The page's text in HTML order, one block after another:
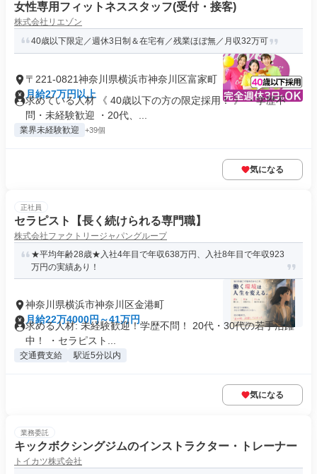
女性専用フィットネススタッフ(受付・接客)
株式会社リエゾン
40歳以下限定／週休3日制＆在宅有／残業ほぼ無／月収32万可
〒221-0821神奈川県横浜市神奈川区富家町
月給27万円以上
求めている人材 《 40歳以下の方の限定採用！ 》 ・学歴不
問・未経験歓迎 ・20代、...
業界未経験歓迎 +39個
気になる
正社員
セラピスト【長く続けられる専門職】
株式会社ファクトリージャパングループ
★平均年齢28歳★入社4年目で年収638万円、入社8年目で年収923
万円の実績あり！
神奈川県横浜市神奈川区金港町
月給22万4000円～41万円
求める人材: 未経験歓迎！学歴不問！ 20代・30代の若手活躍
中！ ・セラピスト...
交通費支給 駅近5分以内
気になる
業務委託
キックボクシングジムのインストラクター・トレーナー
トイカツ株式会社